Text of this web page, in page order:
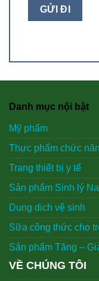
Danh mục nội bật
Mỹ phẩm
Thực phẩm chức
Trang thiết bị y tế
Sản phẩm Sinh lý
Dung dich vệ sinh
Sữa công thức cho
Sản phẩm Tăng –
VỀ CHÚNG TÔI